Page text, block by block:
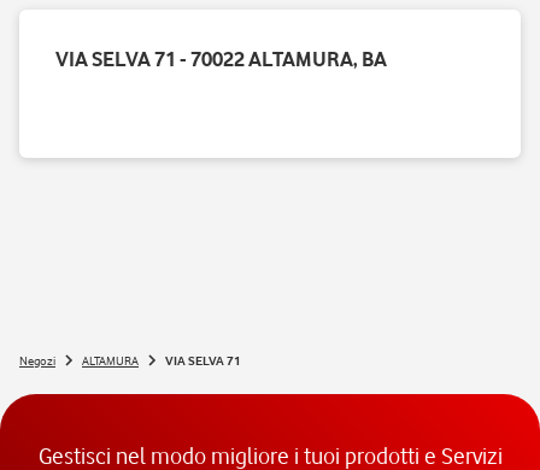
VIA SELVA 71 - 70022 ALTAMURA, BA
Negozi ALTAMURA VIA SELVA 71
Gestisci nel modo migliore i tuoi prodotti e Servizi